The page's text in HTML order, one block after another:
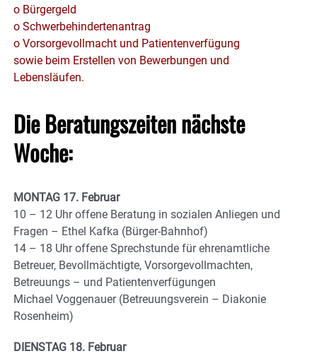
o Bürgergeld
o Schwerbehindertenantrag
o Vorsorgevollmacht und Patientenverfügung
sowie beim Erstellen von Bewerbungen und
Lebensläufen.
Die Beratungszeiten nächste
Woche:
MONTAG 17. Februar
10 – 12 Uhr offene Beratung in sozialen Anliegen und
Fragen – Ethel Kafka (Bürger-Bahnhof)
14 – 18 Uhr offene Sprechstunde für ehrenamtliche
Betreuer, Bevollmächtigte, Vorsorgevollmachten,
Betreuungs – und Patientenverfügungen
Michael Voggenauer (Betreuungsverein – Diakonie
Rosenheim)
DIENSTAG 18. Februar